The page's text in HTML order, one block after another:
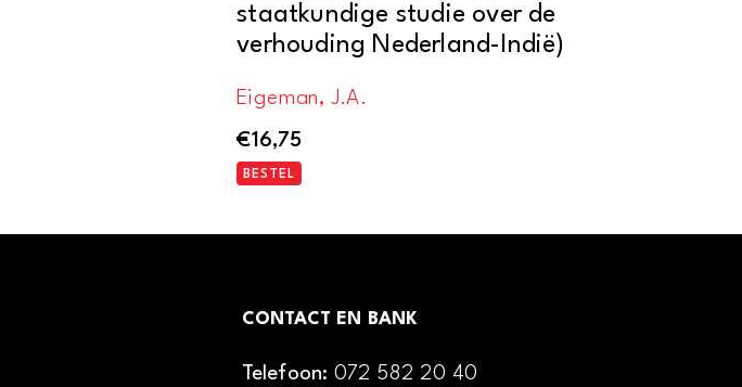
staatkundige studie over de
verhouding Nederland-Indië)
Eigeman, J.A.
€16,75
BESTEL
CONTACT EN BANK
Telefoon: 072 582 20 40